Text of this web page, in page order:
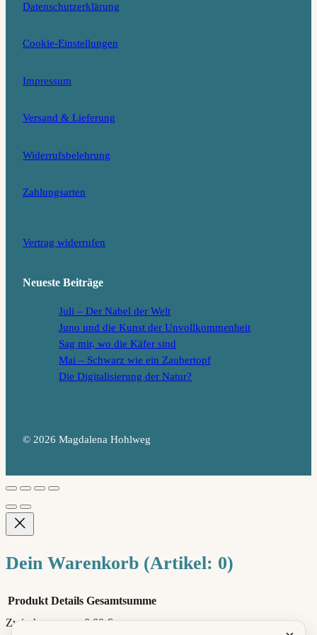
a
k
Datenschutzerklärung
Cookie-Einstellungen
Impressum
Versand & Lieferung
Widerrufsbelehrung
Zahlungsarten
Vertrag widerrufen
Neueste Beiträge
Juli – Der Nabel der Welt
Juno und die Kunst der Unvollkommenheit
Sag mir, wo die Käfer sind
Mai – Schwarz wie ein Zaubertopf
Die Digitalisierung der Natur?
© 2026 Magdalena Hohlweg
Dein Warenkorb (Artikel: 0)
Produkt Details Gesamtsumme
Zwischensumme0,00 €